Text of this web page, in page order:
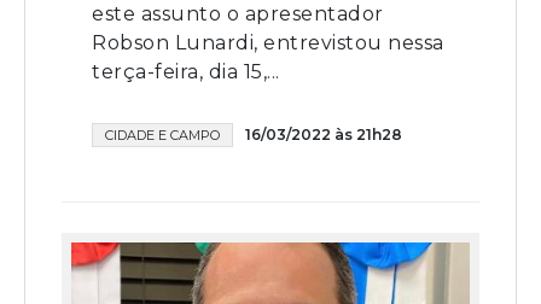
este assunto o apresentador
Robson Lunardi, entrevistou nessa
terça-feira, dia 15,...
CIDADE E CAMPO 16/03/2022 às 21h28